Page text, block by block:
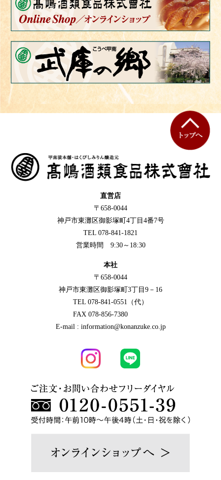
直営店
〒658-0044
神戸市東灘区御影塚町4丁目4番7号
TEL 078-841-1821
営業時間 9:30～18:30
本社
〒658-0044
神戸市東灘区御影塚町3丁目9－16
TEL 078-841-0551（代）
FAX 078-856-7380
E-mail : information@konanzuke.co.jp